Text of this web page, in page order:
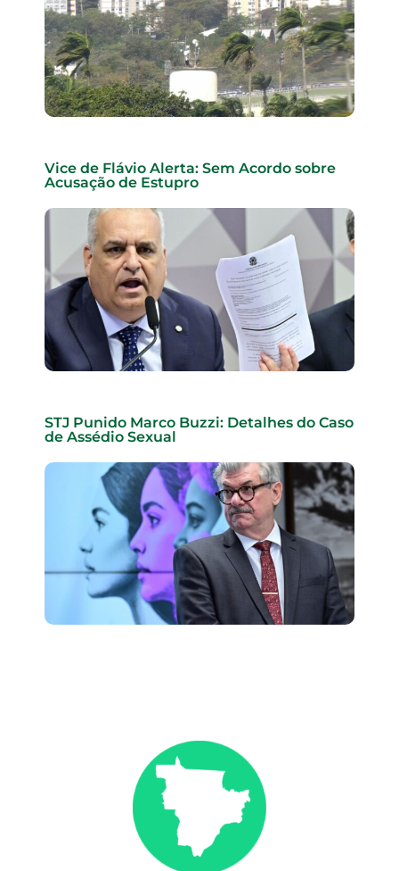
Vice de Flávio Alerta: Sem Acordo sobre
Acusação de Estupro
STJ Punido Marco Buzzi: Detalhes do Caso
de Assédio Sexual